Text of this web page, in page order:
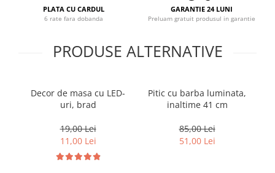
PLATA CU CARDUL
6 rate fara dobanda
GARANTIE 24 LUNI
Preluam gratuit produsul in garantie
PRODUSE ALTERNATIVE
Decor de masa cu LED-
uri, brad
19,00 Lei
11,00 Lei
Pitic cu barba luminata,
inaltime 41 cm
85,00 Lei
51,00 Lei